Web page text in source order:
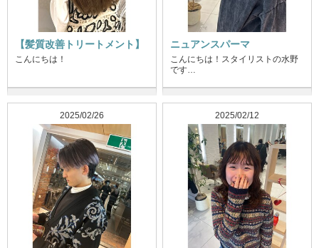
【髪質改善トリートメント】
こんにちは！
ニュアンスパーマ
こんにちは！スタイリストの水野
です…
2025/02/26 2025/02/12